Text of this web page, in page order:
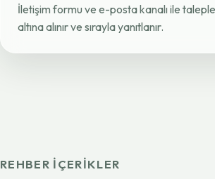
İletişim formu ve e-posta kanalı ile
altına alınır ve sırayla yanıtlanır.
REHBER IÇERIKLER